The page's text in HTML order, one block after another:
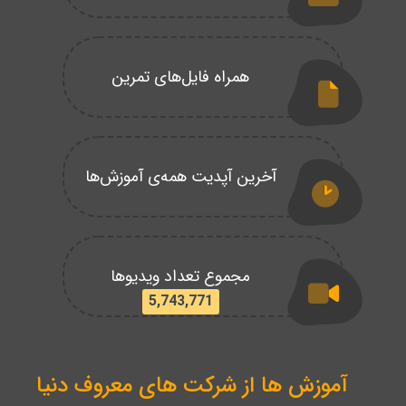
همراه فایل‌های تمرین
آخرین آپدیت همه‌ی آموزش‌ها
مجموع تعداد ویدیوها
5,743,771
آموزش ها از شرکت های معروف دنیا